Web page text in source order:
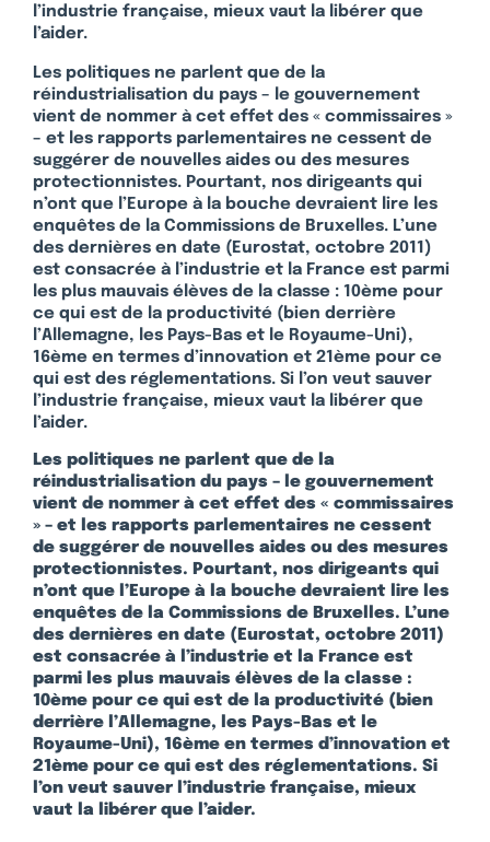
l’industrie française, mieux vaut la libérer que
l’aider.
Les politiques ne parlent que de la
réindustrialisation du pays – le gouvernement
vient de nommer à cet effet des « commissaires »
– et les rapports parlementaires ne cessent de
suggérer de nouvelles aides ou des mesures
protectionnistes. Pourtant, nos dirigeants qui
n’ont que l’Europe à la bouche devraient lire les
enquêtes de la Commissions de Bruxelles. L’une
des dernières en date (Eurostat, octobre 2011)
est consacrée à l’industrie et la France est parmi
les plus mauvais élèves de la classe : 10ème pour
ce qui est de la productivité (bien derrière
l’Allemagne, les Pays-Bas et le Royaume-Uni),
16ème en termes d’innovation et 21ème pour ce
qui est des réglementations. Si l’on veut sauver
l’industrie française, mieux vaut la libérer que
l’aider.
Les politiques ne parlent que de la
réindustrialisation du pays – le gouvernement
vient de nommer à cet effet des « commissaires
» – et les rapports parlementaires ne cessent
de suggérer de nouvelles aides ou des mesures
protectionnistes. Pourtant, nos dirigeants qui
n’ont que l’Europe à la bouche devraient lire les
enquêtes de la Commissions de Bruxelles. L’une
des dernières en date (Eurostat, octobre 2011)
est consacrée à l’industrie et la France est
parmi les plus mauvais élèves de la classe :
10ème pour ce qui est de la productivité (bien
derrière l’Allemagne, les Pays-Bas et le
Royaume-Uni), 16ème en termes d’innovation et
21ème pour ce qui est des réglementations. Si
l’on veut sauver l’industrie française, mieux
vaut la libérer que l’aider.